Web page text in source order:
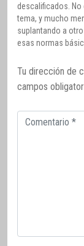
descalificados.
tema, y mucho
suplantando a
esas normas
Tu dirección de
campos
Comentario